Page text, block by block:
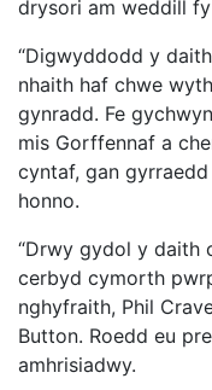
drysori am weddill
“Digwyddodd y
nhaith haf chwe
gynradd. Fe
mis Gorffennaf a
cyntaf, gan
honno.
“Drwy gydol y daith
cerbyd cymorth
nghyfraith, Phil
Button. Roedd eu
amhrisiadwy.